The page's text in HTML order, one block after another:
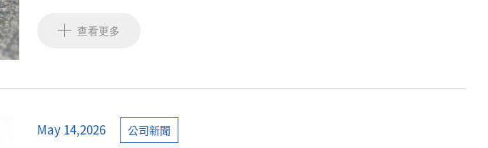
查看更多
May 14,2026 公司新聞